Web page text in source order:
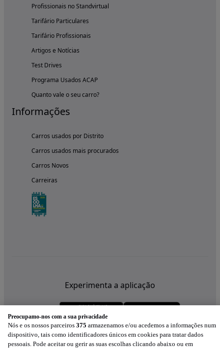
Profissionais no Standvirtual
Tarifário Particulares
Tarifário Profissionais
Artigos e Notícias
Test Drives
Programa Usados ACAP
Quanto vale o seu carro?
Informações
Carros usados por Distrito
Carros usados mais procurados
Carros Novos
Carreiras
Experimenta a aplicação
Preocupamo-nos com a sua privacidade
Nós e os nossos parceiros 375 armazenamos e/ou acedemos a informações num
dispositivo, tais como identificadores únicos em cookies para tratar dados
pessoais. Pode aceitar ou gerir as suas escolhas clicando abaixo ou em